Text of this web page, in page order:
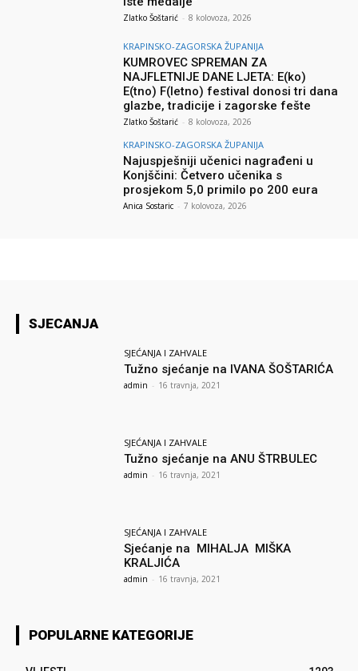
Zlatko Šoštarić - 8 kolovoza, 2026
KRAPINSKO-ZAGORSKA ŽUPANIJA
KUMROVEC SPREMAN ZA
NAJFLETNIJE DANE LJETA: E(ko)
E(tno) F(letno) festival donosi tri dana
glazbe, tradicije i zagorske fešte
Zlatko Šoštarić - 8 kolovoza, 2026
KRAPINSKO-ZAGORSKA ŽUPANIJA
Najuspješniji učenici nagrađeni u
Konjščini: Četvero učenika s
prosjekom 5,0 primilo po 200 eura
Anica Sostaric - 7 kolovoza, 2026
SJECANJA
SJEĆANJA I ZAHVALE
Tužno sjećanje na IVANA ŠOŠTARIĆA
admin - 16 travnja, 2021
SJEĆANJA I ZAHVALE
Tužno sjećanje na ANU ŠTRBULEC
admin - 16 travnja, 2021
SJEĆANJA I ZAHVALE
Sjećanje na MIHALJA MIŠKA
KRALJIĆA
admin - 16 travnja, 2021
POPULARNE KATEGORIJE